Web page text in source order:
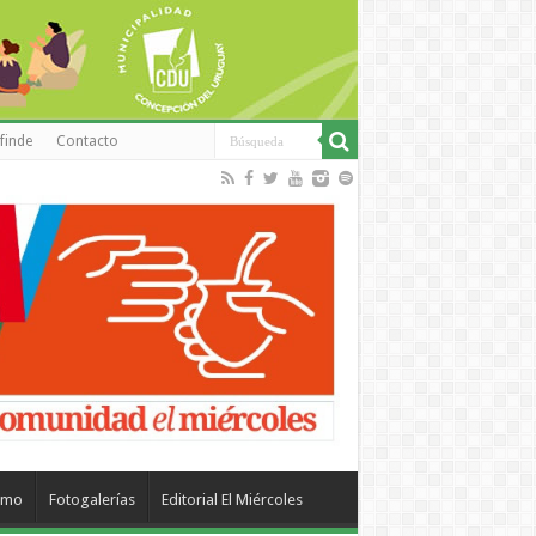
Contacto
Fotogalerías Editorial El Miércoles